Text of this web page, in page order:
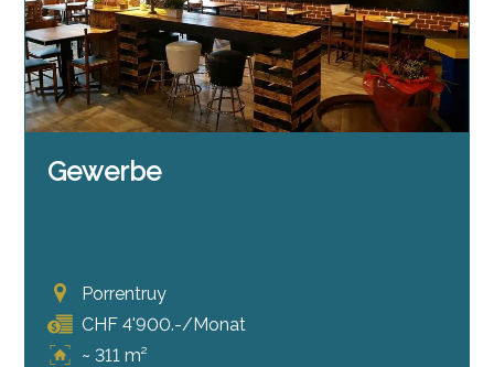
Gewerbe
Porrentruy
CHF 4'900.-/Monat
~ 311 m²